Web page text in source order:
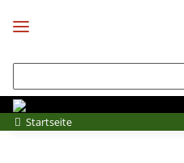
Startseite